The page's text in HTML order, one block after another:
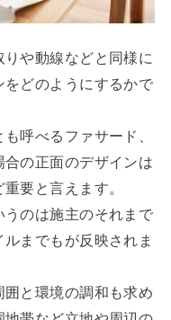
や動線などと同様に
どのようにするかで
呼べるファサード、
の正面のデザインは
要と言えます。
のは施主のそれまで
までもが反映されま
と環境の調和も求め